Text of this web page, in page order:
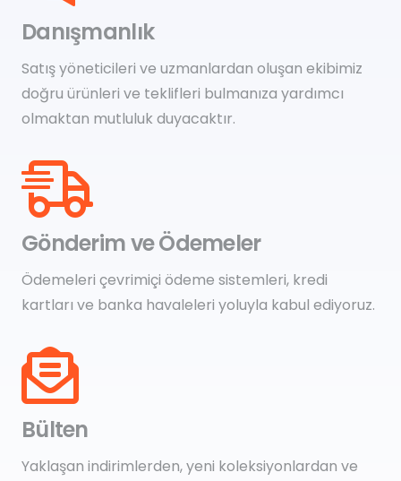
Danışmanlık
Satış yöneticileri ve uzmanlardan oluşan ekibimiz
doğru ürünleri ve teklifleri bulmanıza yardımcı
olmaktan mutluluk duyacaktır.
Gönderim ve Ödemeler
Ödemeleri çevrimiçi ödeme sistemleri, kredi
kartları ve banka havaleleri yoluyla kabul ediyoruz.
Bülten
Yaklaşan indirimlerden, yeni koleksiyonlardan ve